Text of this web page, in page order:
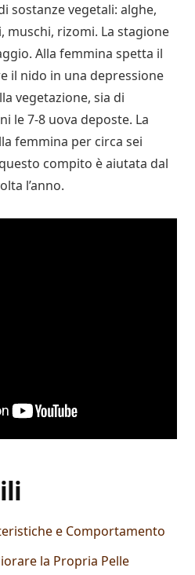
sostanze vegetali: alghe,
muschi, rizomi. La stagione
Alla femmina spetta il
il nido in una depressione
vegetazione, sia di
le 7-8 uova deposte. La
femmina per circa sei
compito è aiutata dal
l’anno.
e Comportamento
la Propria Pelle